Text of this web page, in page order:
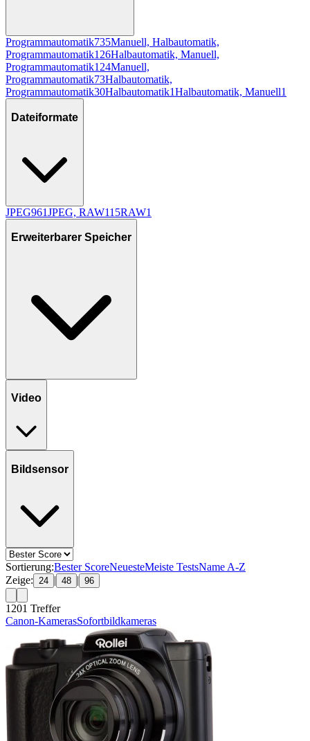
Programmautomatik735Manuell, Halbautomatik,
Programmautomatik126Halbautomatik, Manuell,
Programmautomatik124Manuell,
Programmautomatik73Halbautomatik,
Programmautomatik30Halbautomatik1Halbautomatik, Manuell1
Dateiformate
JPEG961JPEG, RAW115RAW1
Erweiterbarer Speicher
Video
Bildsensor
Sortierung:Bester ScoreNeuesteMeiste TestsName A-Z
Zeige: 24 | 48 | 96
1201 Treffer
Canon-KamerasSofortbildkameras